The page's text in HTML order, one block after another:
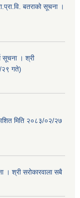
बतराको सूचना ।
सूचना । श्री
२९ गते)
मिति २०८३/०२/२७
। श्री सरोकारवाला सबै